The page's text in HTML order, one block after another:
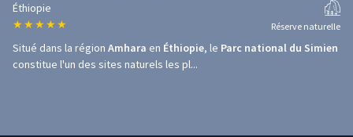
Éthiopie
★ ★ ★ ★ ★ Réserve naturelle
Situé dans la région Amhara en Éthiopie, le Parc national du Simien
constitue l'un des sites naturels les pl...